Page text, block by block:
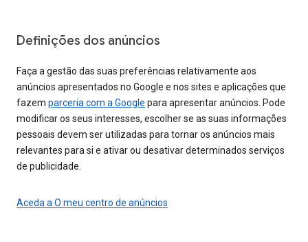
Definições dos anúncios
Faça a gestão das suas preferências relativamente aos
anúncios apresentados no Google e nos sites e aplicações que
fazem parceria com a Google para apresentar anúncios. Pode
modificar os seus interesses, escolher se as suas informações
pessoais devem ser utilizadas para tornar os anúncios mais
relevantes para si e ativar ou desativar determinados serviços
de publicidade.
Aceda a O meu centro de anúncios